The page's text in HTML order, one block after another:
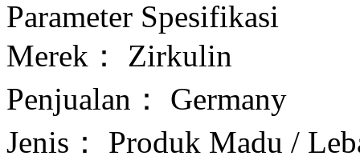
Parameter Spesifikasi
Merek：
Zirkulin
Penjualan：
Germany
Jenis：
Produk Madu /